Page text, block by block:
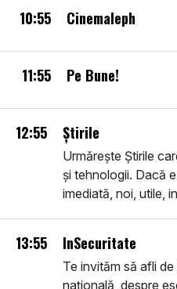
10:55 Cinemaleph
11:55 Pe Bune!
12:55 Știrile
Urmărește Știrile
și tehnologii. Dacă
imediată, noi, utile,
13:55 InSecuritate
Te invităm să afli
națională, despre